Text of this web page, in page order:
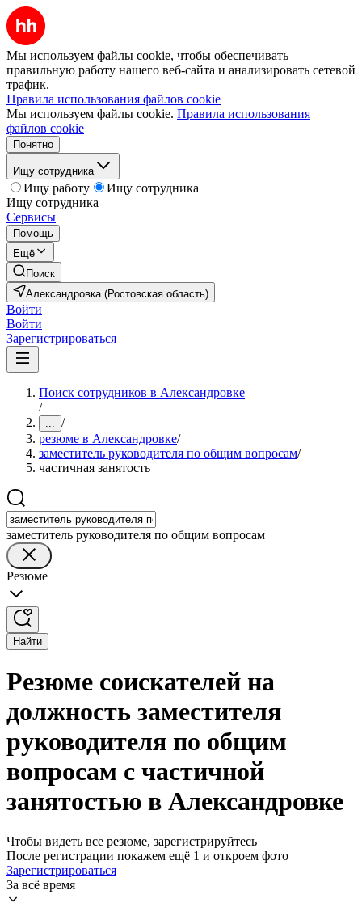
Мы используем файлы cookie, чтобы обеспечивать
правильную работу нашего веб-сайта и анализировать сетевой
трафик.
Правила использования файлов cookie
Мы используем файлы cookie. Правила использования
файлов cookie
Понятно
Ищу сотрудника
Ищу работу
Ищу сотрудника
Ищу сотрудника
Сервисы
Помощь
Ещё
Поиск
Александровка (Ростовская область)
Войти
Войти
Зарегистрироваться
Поиск сотрудников в Александровке
/
... /
резюме в Александровке/
заместитель руководителя по общим вопросам/
частичная занятость
заместитель руководителя по общим вопросам
Резюме
Найти
Резюме соискателей на
должность заместителя
руководителя по общим
вопросам с частичной
занятостью в Александровке
Чтобы видеть все резюме, зарегистрируйтесь
После регистрации покажем ещё 1 и откроем фото
Зарегистрироваться
За всё время